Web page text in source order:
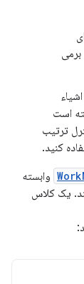
برمی
است
ترتیب
کنید.
وابسته
یک کلاس